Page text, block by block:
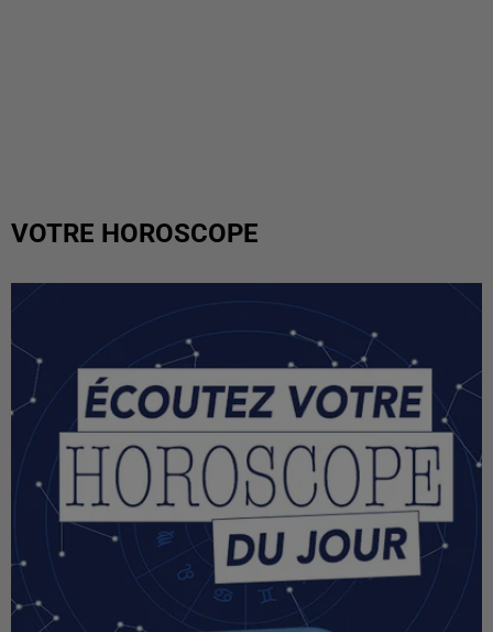
VOTRE HOROSCOPE